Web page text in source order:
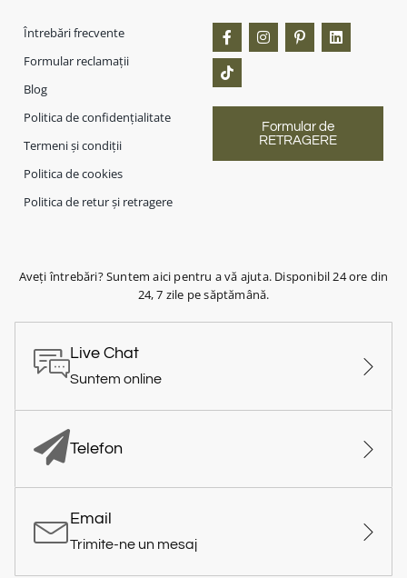
Întrebări frecvente
Formular reclamații
Blog
Politica de confidențialitate
Termeni și condiții
Politica de cookies
Politica de retur și retragere
Formular de
RETRAGERE
Aveți întrebări? Suntem aici pentru a vă ajuta. Disponibil 24 ore din
24, 7 zile pe săptămână.
Live Chat
Suntem online
Telefon
Email
Trimite-ne un mesaj